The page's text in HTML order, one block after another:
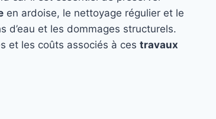
en ardoise, le nettoyage régulier et le
d’eau et les dommages structurels.
et les coûts associés à ces travaux